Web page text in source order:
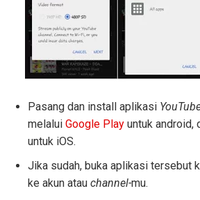
Pasang dan install aplikasi
melalui Google Play untuk android,
untuk iOS.
Jika sudah, buka aplikasi tersebut
ke akun atau channel-mu.